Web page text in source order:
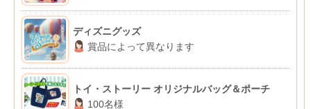
ディズニグッズ
賞品によって異なります
トイ・ストーリー オリジナルバッグ＆ポーチ
100名様